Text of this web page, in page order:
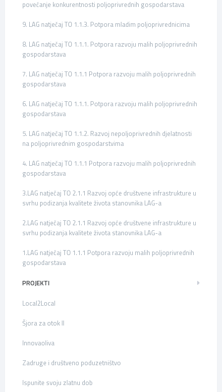
povećanje konkurentnosti poljoprivrednih gospodarstava
9. LAG natječaj TO 1.1.3. Potpora mladim poljoprivrednicima
8. LAG natječaj TO 1.1.1. Potpora razvoju malih poljoprivrednih
gospodarstava
7. LAG natječaj TO 1.1.1 Potpora razvoju malih poljoprivrednih
gospodarstava
6. LAG natječaj TO 1.1.1. Potpora razvoju malih poljoprivrednih
gospodarstava
5. LAG natječaj TO 1.1.2. Razvoj nepoljoprivrednih djelatnosti
na poljoprivrednim gospodarstvima
4. LAG natječaj TO 1.1.1 Potpora razvoju malih poljoprivrednih
gospodarstava
3.LAG natječaj TO 2.1.1 Razvoj opće društvene infrastrukture u
svrhu podizanja kvalitete života stanovnika LAG-a
2.LAG natječaj TO 2.1.1 Razvoj opće društvene infrastrukture u
svrhu podizanja kvalitete života stanovnika LAG-a
1.LAG natječaj TO 1.1.1 Potpora razvoju malih poljoprivrednih
gospodarstava
PROJEKTI
Local2Local
Šjora za otok II
Innovaoliva
Zadruge i društveno poduzetništvo
Ispunite svoju zlatnu dob